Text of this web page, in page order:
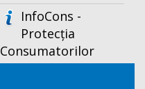
InfoCons -
Protecția
Consumatorilor